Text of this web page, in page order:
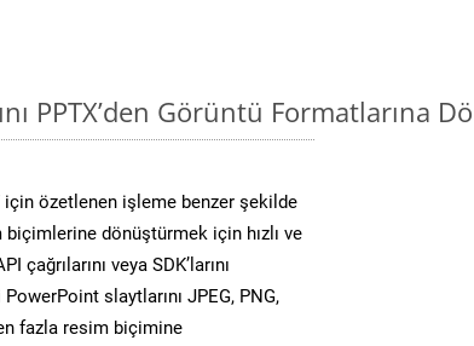
PPTX’den Görüntü Formatlarına
için özetlenen işleme benzer şekilde
dönüştürmek için hızlı ve
veya SDK’larını
slaytlarını JPEG, PNG,
fazla resim biçimine